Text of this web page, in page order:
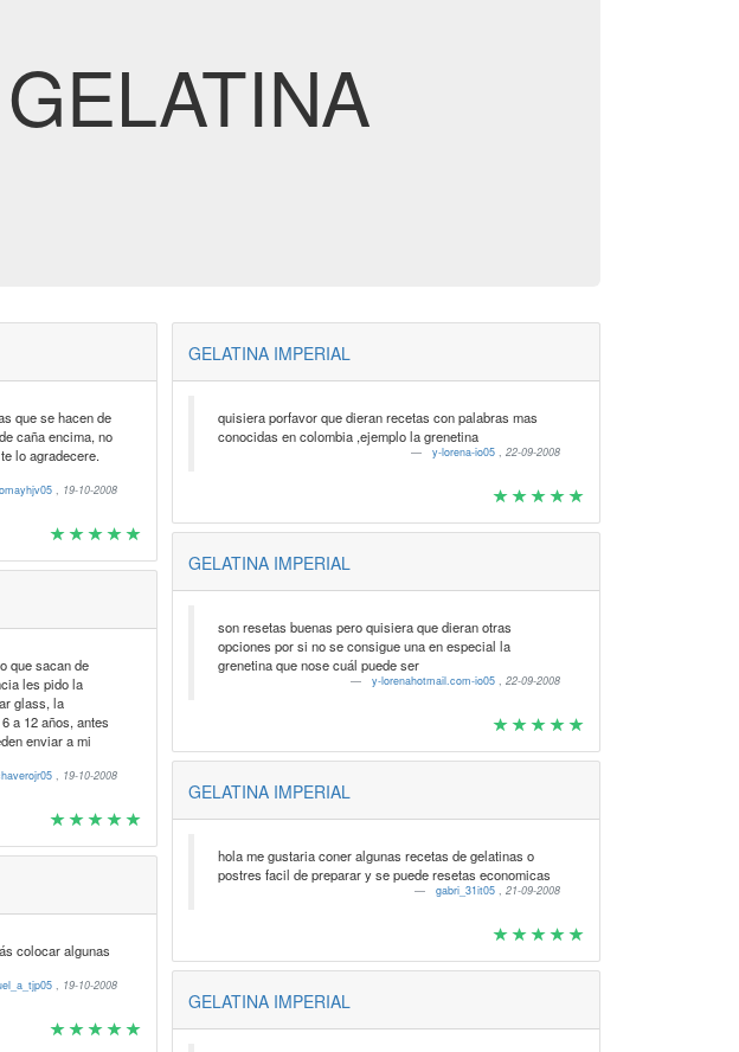
que se hacen de
caña encima, no
lo agradecere.
, 19-10-2008
que sacan de
glass, la
a 12 años, antes
, 19-10-2008
colocar algunas
, 19-10-2008
GELATINA IMPERIAL
quisiera porfavor que dieran recetas con palabras mas
conocidas en colombia ,ejemplo la grenetina
y-lorena-io05,22-09-2008
GELATINA IMPERIAL
son resetas buenas pero quisiera que dieran otras
opciones por si no se consigue una en especial la
grenetina que nose cuál puede ser
y-lorenahotmail.com-io05,22-09-2008
GELATINA IMPERIAL
hola me gustaria coner algunas recetas de gelatinas o
postres facil de preparar y se puede resetas economicas
gabri_31it05,21-09-2008
GELATINA IMPERIAL